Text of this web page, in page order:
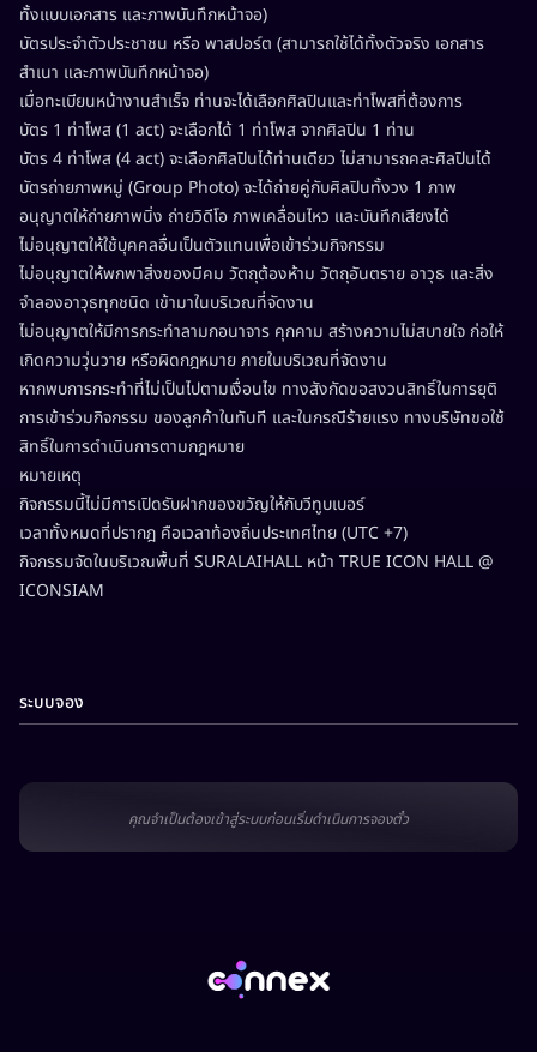
ทั้งแบบเอกสาร และภาพบันทึกหน้าจอ)
บัตรประจำตัวประชาชน หรือ พาสปอร์ต (สามารถใช้ได้ทั้งตัวจริง เอกสาร
สำเนา และภาพบันทึกหน้าจอ)
เมื่อทะเบียนหน้างานสำเร็จ ท่านจะได้เลือกศิลปินและท่าโพสที่ต้องการ
บัตร 1 ท่าโพส (1 act) จะเลือกได้ 1 ท่าโพส จากศิลปิน 1 ท่าน
บัตร 4 ท่าโพส (4 act) จะเลือกศิลปินได้ท่านเดียว ไม่สามารถคละศิลปินได้
บัตรถ่ายภาพหมู่ (Group Photo) จะได้ถ่ายคู่กับศิลปินทั้งวง 1 ภาพ
อนุญาตให้ถ่ายภาพนิ่ง ถ่ายวิดีโอ ภาพเคลื่อนไหว และบันทึกเสียงได้
ไม่อนุญาตให้ใช้บุคคลอื่นเป็นตัวแทนเพื่อเข้าร่วมกิจกรรม
ไม่อนุญาตให้พกพาสิ่งของมีคม วัตถุต้องห้าม วัตถุอันตราย อาวุธ และสิ่ง
จำลองอาวุธทุกชนิด เข้ามาในบริเวณที่จัดงาน
ไม่อนุญาตให้มีการกระทำลามกอนาจาร คุกคาม สร้างความไม่สบายใจ ก่อให้
เกิดความวุ่นวาย หรือผิดกฎหมาย ภายในบริเวณที่จัดงาน
หากพบการกระทำที่ไม่เป็นไปตามเงื่อนไข ทางสังกัดขอสงวนสิทธิ์ในการยุติ
การเข้าร่วมกิจกรรม ของลูกค้าในทันที และในกรณีร้ายแรง ทางบริษัทขอใช้
สิทธิ์ในการดำเนินการตามกฎหมาย
หมายเหตุ
กิจกรรมนี้ไม่มีการเปิดรับฝากของขวัญให้กับวีทูบเบอร์
เวลาทั้งหมดที่ปรากฎ คือเวลาท้องถิ่นประเทศไทย (UTC +7)
กิจกรรมจัดในบริเวณพื้นที่ SURALAIHALL หน้า TRUE ICON HALL @
ICONSIAM
ระบบจอง
คุณจำเป็นต้องเข้าสู่ระบบก่อนเริ่มดำเนินการจองตั๋ว